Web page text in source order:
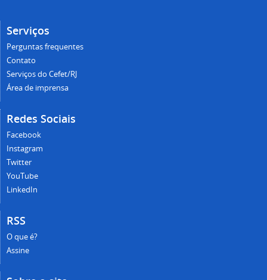
Serviços
Perguntas frequentes
Contato
Serviços do Cefet/RJ
Área de imprensa
Redes Sociais
Facebook
Instagram
Twitter
YouTube
LinkedIn
RSS
O que é?
Assine